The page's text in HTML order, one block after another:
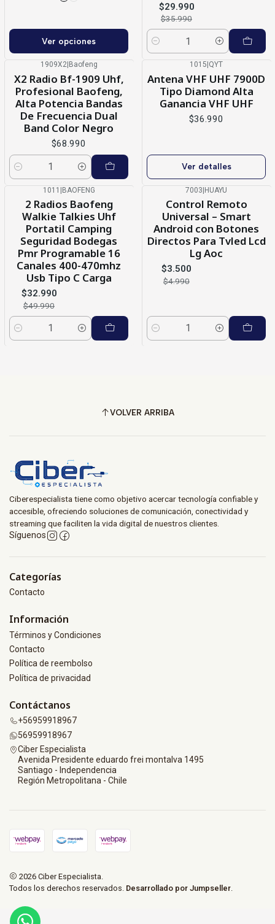
Ver opciones
$29.990
$35.990
Cantidad
1909X2| Baofeng
X2 Radio Bf-1909 Uhf,
Profesional Baofeng,
Alta Potencia Bandas
De Frecuencia Dual
Band Color Negro
$68.990
Cantidad
1015 QYT
Antena VHF UHF 7900D
Tipo Diamond Alta
Ganancia VHF UHF
$36.990
Ver detalles
1011 |BAOFENG
2 Radios Baofeng
Walkie Talkies Uhf
Portatil Camping
Seguridad Bodegas
Pmr Programable 16
Canales 400-470mhz
Usb Tipo C Carga
$32.990
$49.990
Cantidad
7003|HUAYU
Control Remoto
Universal – Smart
Android con Botones
Directos Para Tvled Lcd
Lg Aoc
$3.500
$4.990
Cantidad
VOLVER ARRIBA
Ciberespecialista tiene como objetivo acercar tecnología confiable y
accesible, ofreciendo soluciones de comunicación, conectividad y
streaming que faciliten la vida digital de nuestros clientes.
Síguenos
Categorías
Contacto
Información
Términos y Condiciones
Contacto
Política de reembolso
Política de privacidad
Contáctanos
+56959918967
56959918967
Ciber Especialista
Avenida Presidente eduardo frei montalva 1495
Santiago - Independencia
Región Metropolitana - Chile
2026 Ciber Especialista.
Todos los derechos reservados. Desarrollado por Jumpseller.